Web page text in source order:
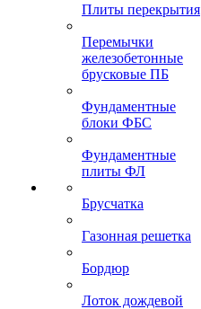
Плиты перекрытия
Перемычки
железобетонные
брусковые ПБ
Фундаментные
блоки ФБС
Фундаментные
плиты ФЛ
Брусчатка
Газонная решетка
Бордюр
Лоток дождевой